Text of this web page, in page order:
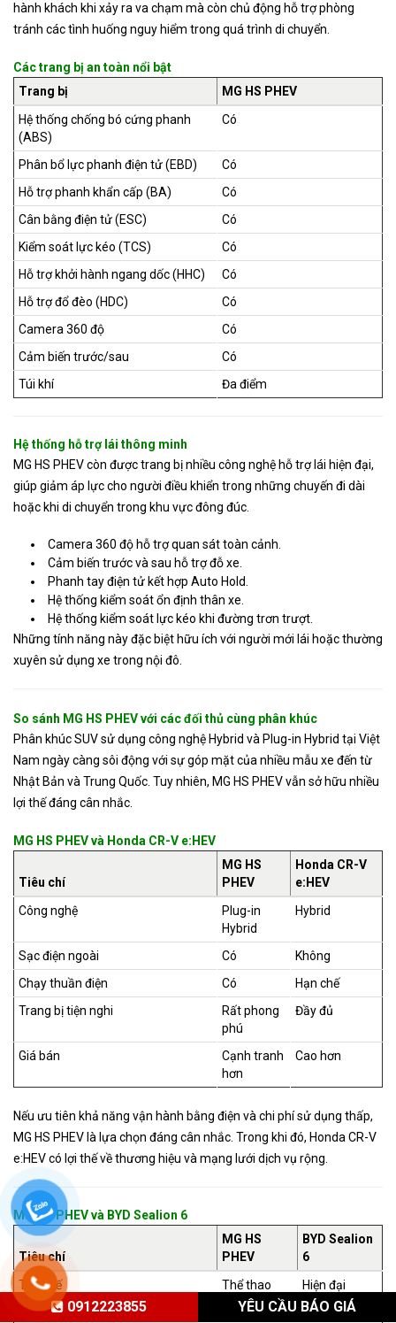
hành khách khi xảy ra va chạm mà còn chủ động hỗ trợ phòng
tránh các tình huống nguy hiểm trong quá trình di chuyển.
Các trang bị an toàn nổi bật
Trang bị
MG HS PHEV
Hệ thống chống bó cứng phanh
(ABS)
Có
Phân bổ lực phanh điện tử (EBD)
Có
Hỗ trợ phanh khẩn cấp (BA)
Có
Cân bằng điện tử (ESC)
Có
Kiểm soát lực kéo (TCS)
Có
Hỗ trợ khởi hành ngang dốc (HHC)
Có
Hỗ trợ đổ đèo (HDC)
Có
Camera 360 độ
Có
Cảm biến trước/sau
Có
Túi khí
Đa điểm
Hệ thống hỗ trợ lái thông minh
MG HS PHEV còn được trang bị nhiều công nghệ hỗ trợ lái hiện đại,
giúp giảm áp lực cho người điều khiển trong những chuyến đi dài
hoặc khi di chuyển trong khu vực đông đúc.
Camera 360 độ hỗ trợ quan sát toàn cảnh.
Cảm biến trước và sau hỗ trợ đỗ xe.
Phanh tay điện tử kết hợp Auto Hold.
Hệ thống kiểm soát ổn định thân xe.
Hệ thống kiểm soát lực kéo khi đường trơn trượt.
Những tính năng này đặc biệt hữu ích với người mới lái hoặc thường
xuyên sử dụng xe trong nội đô.
So sánh MG HS PHEV với các đối thủ cùng phân khúc
Phân khúc SUV sử dụng công nghệ Hybrid và Plug-in Hybrid tại Việt
Nam ngày càng sôi động với sự góp mặt của nhiều mẫu xe đến từ
Nhật Bản và Trung Quốc. Tuy nhiên, MG HS PHEV vẫn sở hữu nhiều
lợi thế đáng cân nhắc.
MG HS PHEV và Honda CR-V e:HEV
Tiêu chí
MG HS
PHEV
Honda CR-V
e:HEV
Công nghệ
Plug-in
Hybrid
Hybrid
Sạc điện ngoài Có
Không
Chạy thuần điện
Có
Hạn chế
Trang bị tiện nghi
Rất phong
phú
Đầy đủ
Giá bán
Cạnh tranh
hơn
Cao hơn
Nếu ưu tiên khả năng vận hành bằng điện và chi phí sử dụng thấp,
MG HS PHEV là lựa chọn đáng cân nhắc. Trong khi đó, Honda CR-V
e:HEV có lợi thế về thương hiệu và mạng lưới dịch vụ rộng.
MG HS PHEV và BYD Sealion 6
Tiêu chí
MG HS
PHEV
BYD Sealion
6
Thiết kế
Thể thao
Hiện đại
Không gian nội thất
Rộng rãi Rộng rãi
0912223855 YÊU CẦU BÁO GIÁ